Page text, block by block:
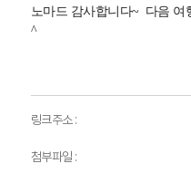
노마드 감사합니다~ 다음 여
^
링크주소 :
첨부파일 :